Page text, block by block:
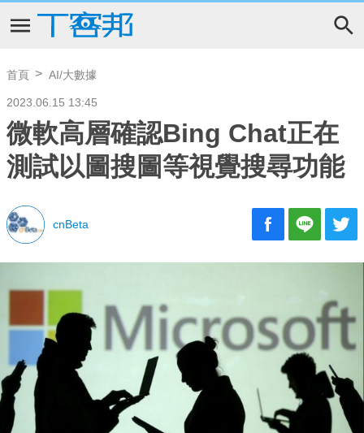
首頁 AI/大數據
2023.06.15 13:45
微軟高層確認Bing Chat正在
測試以圖搜圖等視覺搜尋功能
cnBeta